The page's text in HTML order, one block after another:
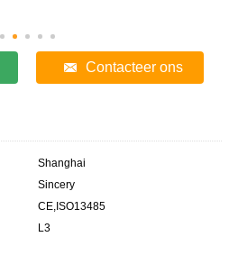
Contacteer ons
Shanghai
Sincery
CE,ISO13485
L3